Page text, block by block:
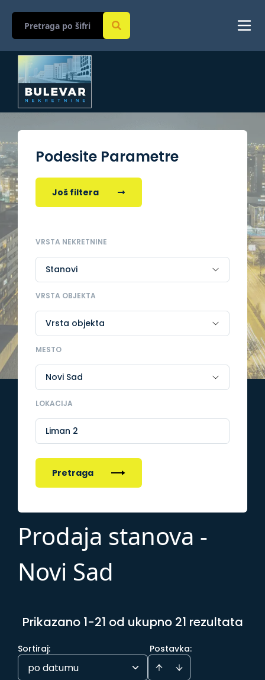
Podesite Parametre
Još filtera
VRSTA NEKRETNINE
VRSTA OBJEKTA
MESTO
LOKACIJA
Liman 2
Pretraga
Prodaja stanova -
Novi Sad
Prikazano 1-21 od ukupno 21 rezultata
Postavka:
Sortiraj:
po datumu